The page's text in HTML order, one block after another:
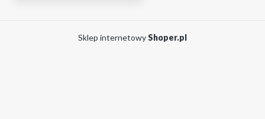
Sklep internetowyShoper.pl